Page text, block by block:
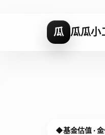
瓜 瓜瓜小
基金估值 ·